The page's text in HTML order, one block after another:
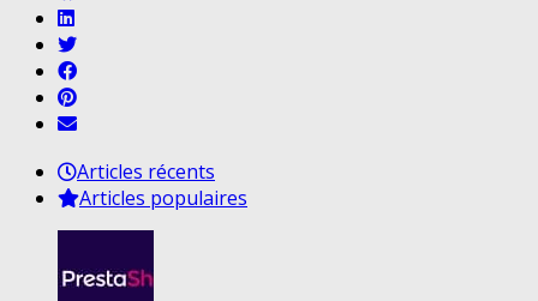
Articles récents
Articles populaires